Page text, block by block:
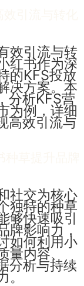
效引流与转
红书作为深
的KFS投放
决方案。本
分析KFS营
为例，详细
高效引流与
社交为核心
独特的种草
够快速吸引
牌影响力，
如何利用小
量内容、
分析与持续
。